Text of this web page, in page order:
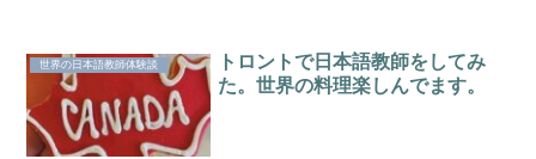
世界の日本語教師体験談
トロントで日本語教師をしてみ
た。世界の料理楽しんでます。